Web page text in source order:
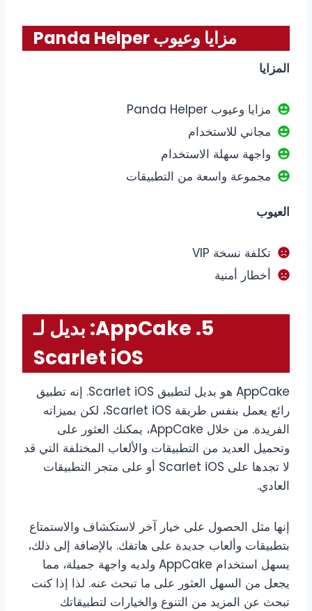
مزايا وعيوب Panda Helper
المزايا
مزايا وعيوب Panda Helper
مجاني للاستخدام
واجهة سهلة الاستخدام
مجموعة واسعة من التطبيقات
العيوب
تكلفة نسخة VIP
أخطار أمنية
5. AppCake: بديل لـ
Scarlet iOS
AppCake هو بديل لتطبيق Scarlet iOS. إنه تطبيق
رائع يعمل بنفس طريقة Scarlet iOS، لكن بميزاته
الفريدة. من خلال AppCake، يمكنك العثور على
وتحميل العديد من التطبيقات والألعاب المختلفة التي قد
لا تجدها على Scarlet iOS أو على متجر التطبيقات
العادي.
إنها مثل الحصول على خيار آخر لاستكشاف والاستمتاع
بتطبيقات وألعاب جديدة على هاتفك. بالإضافة إلى ذلك،
يسهل استخدام AppCake ولديه واجهة جميلة، مما
يجعل من السهل العثور على ما تبحث عنه. لذا إذا كنت
تبحث عن المزيد من التنوع والخيارات لتطبيقاتك